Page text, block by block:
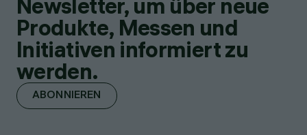
Newsletter, um über neue
Produkte, Messen und
Initiativen informiert zu
werden.
ABONNIEREN